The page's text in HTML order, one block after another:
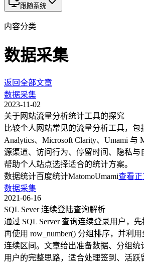
跟随系统
内容分类
数据采集
返回全部文章
数据采集
2023-11-02
关于网站流量分析统计工具的探究
比较个人网站常见的流量分析工具，包
Analytics、Microsoft Clarity、Umami 与
源渠道、访问行为、停留时间、隐私与
帮助个人站点选择适合的统计方案。
数据统计百度统计MatomoUmami查看正
数据采集
2021-06-16
SQL Sever 连续登陆查询解析
通过 SQL Server 查询连续登录用户，先
再使用 row_number() 分组排序，并利
连续区间。文章给出准备数据、分组统
用户的完整思路，适合处理签到、活跃